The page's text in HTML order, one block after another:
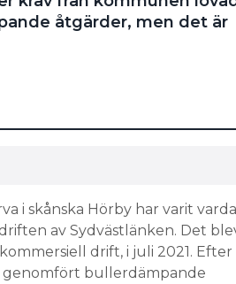
åtgärder, men det är
i skånska Hörby har varit
av Sydvästlänken. Det
drift, i juli 2021. Efter
genomfört bullerdämpande